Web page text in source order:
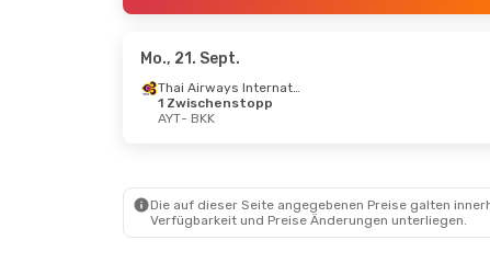
- Mo., 12. Okt.
1 Zwischenstopp
Mo., 21. Sept.
Thai Airways International
1 Zwischenstopp
AYT- BKK
Die auf dieser Seite angegebenen Preise galten
Verfügbarkeit und Preise Änderungen unterliegen.